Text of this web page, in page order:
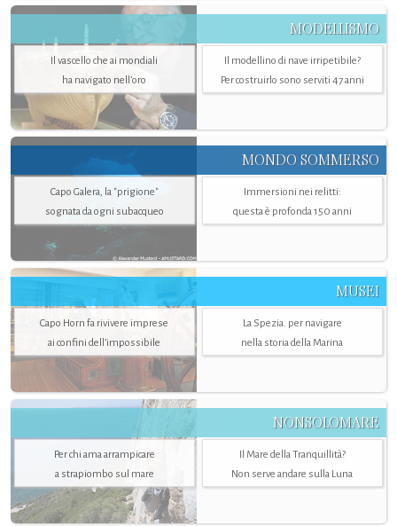
MODELLISMO
Il vascello che ai mondiali
ha navigato nell’oro
Il modellino di nave irripetibile?
Per costruirlo sono serviti 47 anni
MONDO SOMMERSO
Capo Galera, la "prigione"
sognata da ogni subacqueo
Immersioni nei relitti:
questa è profonda 150 anni
MUSEI
Capo Horn fa rivivere imprese
ai confini dell’impossibile
La Spezia. per navigare
nella storia della Marina
NONSOLOMARE
Per chi ama arrampicare
a strapiombo sul mare
Il Mare della Tranquillità?
Non serve andare sulla Luna